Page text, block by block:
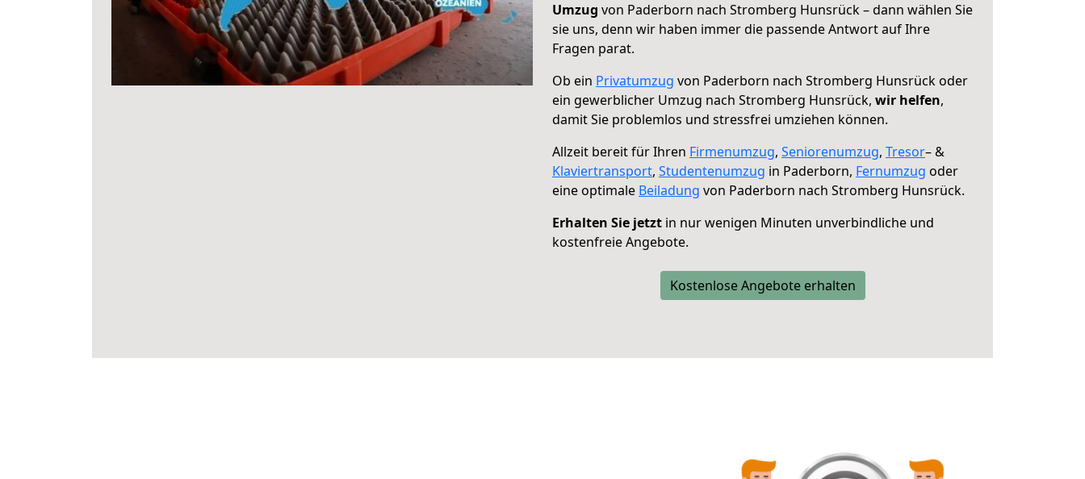
Umzug von Paderborn nach Stromberg Hunsrück – dann wählen Sie
sie uns, denn wir haben immer die passende Antwort auf Ihre
Fragen parat.
Ob ein Privatumzug von Paderborn nach Stromberg Hunsrück oder
ein gewerblicher Umzug nach Stromberg Hunsrück, wir helfen,
damit Sie problemlos und stressfrei umziehen können.
Allzeit bereit für Ihren Firmenumzug, Seniorenumzug, Tresor– &
Klaviertransport, Studentenumzug in Paderborn, Fernumzug oder
eine optimale Beiladung von Paderborn nach Stromberg Hunsrück.
Erhalten Sie jetzt in nur wenigen Minuten unverbindliche und
kostenfreie Angebote.
Kostenlose Angebote erhalten